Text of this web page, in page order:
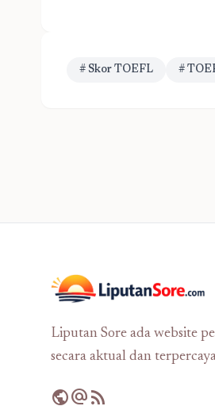
# Skor TOEFL #
Liputan Sore ada website
secara aktual dan
publicalternate_emailrss_feed